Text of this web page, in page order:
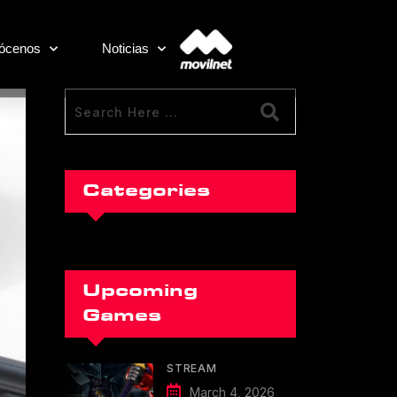
Noticias
Categories
Upcoming
Games
STREAM
March 4, 2026